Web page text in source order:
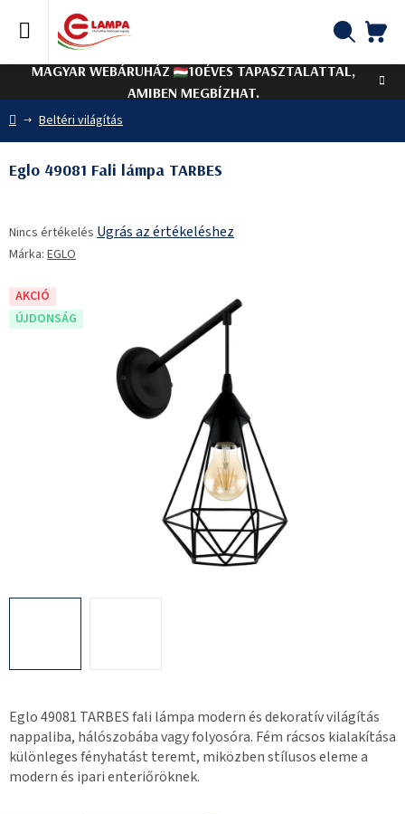
tartalomhoz
MAGYAR WEBÁRUHÁZ
10ÉVES TAPASZTALATTAL,
AMIBEN MEGBÍZHAT.
Kezdőlap
Beltéri világítás
Eglo 49081 TARBES fali lámpa modern és dekoratív világítás
nappaliba, hálószobába vagy folyosóra. Fém rácsos kialakítása
különleges fényhatást teremt, miközben stílusos eleme a
modern és ipari enteriőröknek.
Eglo 49081 Fali lámpa TARBES
termék
átlagos
5-
ből
Nincs értékelés Ugrás az értékeléshez
Márka: EGLO
AKCIÓ
ÚJDONSÁG